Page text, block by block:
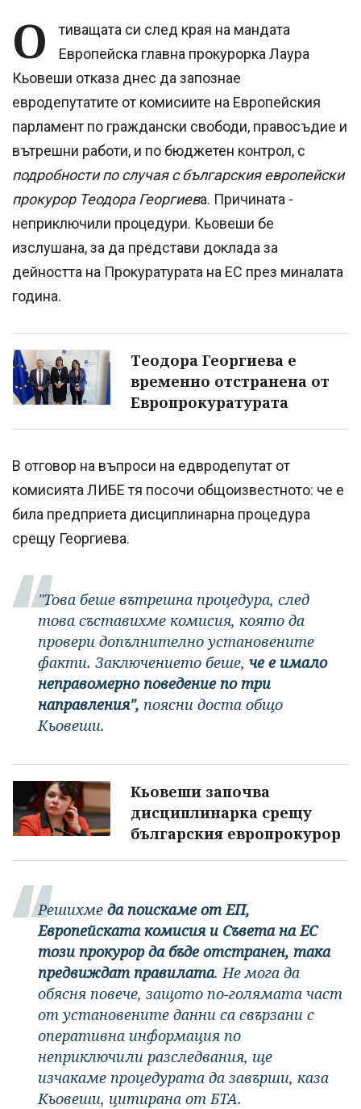
О
тиващата си след края на мандата
Европейска главна прокурорка Лаура
Кьовеши отказа днес да запознае
евродепутатите от комисиите на Европейския
парламент по граждански свободи, правосъдие и
вътрешни работи, и по бюджетен контрол, с
подробности по случая с българския европейски
прокурор Теодора Георгиева. Причината -
неприключили процедури. Кьовеши бе
изслушана, за да представи доклада за
дейността на Прокуратурата на ЕС през миналата
година.
Теодора Георгиева е
временно отстранена от
Европрокуратурата
В отговор на въпроси на едвродепутат от
комисията ЛИБЕ тя посочи общоизвестното: че е
била предприета дисциплинарна процедура
срещу Георгиева.
"Това беше вътрешна процедура, след
това съставихме комисия, която да
провери допълнително установените
факти. Заключението беше, че е имало
неправомерно поведение по три
направления", поясни доста общо
Кьовеши.
Кьовеши започва
дисциплинарка срещу
българския европрокурор
Решихме да поискаме от ЕП,
Европейската комисия и Съвета на ЕС
този прокурор да бъде отстранен, така
предвиждат правилата. Не мога да
обясня повече, защото по-голямата част
от установените данни са свързани с
оперативна информация по
неприключили разследвания, ще
изчакаме процедурата да завърши, каза
Кьовеши, цитирана от БТА.